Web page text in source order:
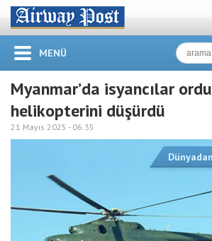
MENÜ
Myanmar’da isyancılar
helikopterini düşürdü
21 Mayıs 2025 - 06:35
Dünyadan